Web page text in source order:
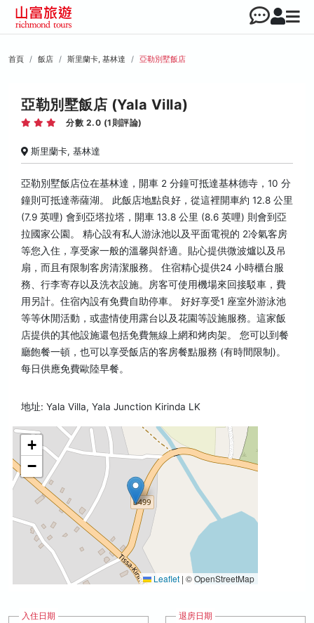
首頁 飯店 斯里蘭卡, 基林達 亞勒別墅飯店
亞勒別墅飯店 (Yala Villa)
分數 2.0 (1則評論)
斯里蘭卡, 基林達
亞勒別墅飯店位在基林達，開車 2 分鐘可抵達基林德寺，10 分
鐘則可抵達蒂薩湖。 此飯店地點良好，從這裡開車約 12.8 公里
(7.9 英哩) 會到亞塔拉塔，開車 13.8 公里 (8.6 英哩) 則會到亞
拉國家公園。 精心設有私人游泳池以及平面電視的 2冷氣客房
等您入住，享受家一般的溫馨與舒適。貼心提供微波爐以及吊
扇，而且有限制客房清潔服務。 住宿精心提供24 小時櫃台服
務、行李寄存以及洗衣設施。房客可使用機場來回接駁車，費
用另計。住宿內設有免費自助停車。 好好享受1 座室外游泳池
等等休閒活動，或盡情使用露台以及花園等設施服務。這家飯
店提供的其他設施還包括免費無線上網和烤肉架。 您可以到餐
廳飽餐一頓，也可以享受飯店的客房餐點服務 (有時間限制)。
每日供應免費歐陸早餐。
地址: Yala Villa, Yala Junction Kirinda LK
+
−
Leaflet | © OpenStreetMap
入住日期 退房日期